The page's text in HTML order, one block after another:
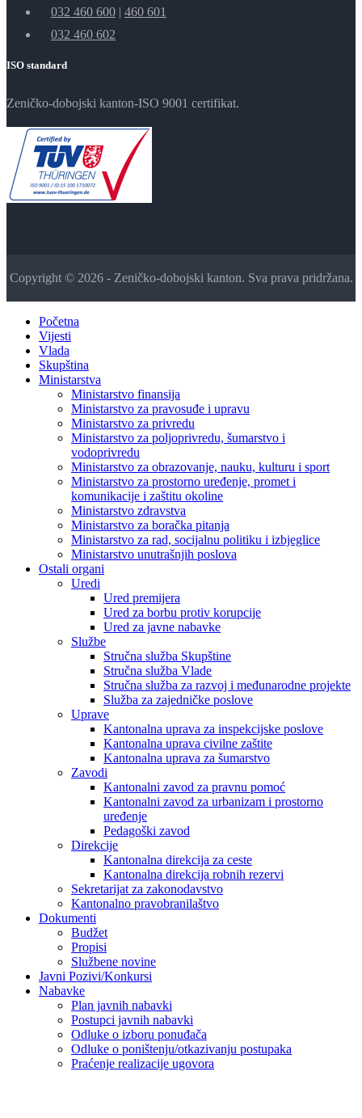
032 460 600 | 460 601
032 460 602
ISO standard
Zeničko-dobojski kanton-ISO 9001 certifikat.
Copyright © 2026 - Zeničko-dobojski kanton. Sva prava pridržana.
Početna
Vijesti
Vlada
Skupština
Ministarstva
Ministarstvo finansija
Ministarstvo za pravosuđe i upravu
Ministarstvo za privredu
Ministarstvo za poljoprivredu, šumarstvo i
vodoprivredu
Ministarstvo za obrazovanje, nauku, kulturu i sport
Ministarstvo za prostorno uređenje, promet i
komunikacije i zaštitu okoline
Ministarstvo zdravstva
Ministarstvo za boračka pitanja
Ministarstvo za rad, socijalnu politiku i izbjeglice
Ministarstvo unutrašnjih poslova
Ostali organi
Uredi
Ured premijera
Ured za borbu protiv korupcije
Ured za javne nabavke
Službe
Stručna služba Skupštine
Stručna služba Vlade
Stručna služba za razvoj i međunarodne projekte
Služba za zajedničke poslove
Uprave
Kantonalna uprava za inspekcijske poslove
Kantonalna uprava civilne zaštite
Kantonalna uprava za šumarstvo
Zavodi
Kantonalni zavod za pravnu pomoć
Kantonalni zavod za urbanizam i prostorno
uređenje
Pedagoški zavod
Direkcije
Kantonalna direkcija za ceste
Kantonalna direkcija robnih rezervi
Sekretarijat za zakonodavstvo
Kantonalno pravobranilaštvo
Dokumenti
Budžet
Propisi
Službene novine
Javni Pozivi/Konkursi
Nabavke
Plan javnih nabavki
Postupci javnih nabavki
Odluke o izboru ponuđača
Odluke o poništenju/otkazivanju postupaka
Praćenje realizacije ugovora